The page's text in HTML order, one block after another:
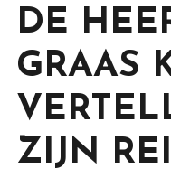
DE
GRAAS
ZIJN